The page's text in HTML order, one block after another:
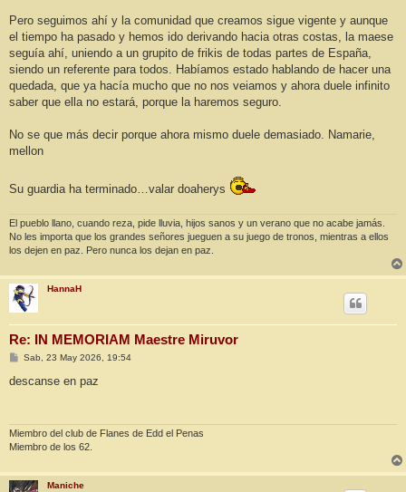
Pero seguimos ahí y la comunidad que creamos sigue vigente y aunque
el tiempo ha pasado y hemos ido derivando hacia otras costas, la maese
seguía ahí, uniendo a un grupito de frikis de todas partes de España,
siendo un referente para todos. Habíamos estado hablando de hacer una
quedada, que ya hacía mucho que no nos veiamos y ahora duele infinito
saber que ella no estará, porque la haremos seguro.
No se que más decir porque ahora mismo duele demasiado. Namarie,
mellon
Su guardia ha terminado…valar doaherys
El pueblo llano, cuando reza, pide lluvia, hijos sanos y un verano que no acabe jamás.
No les importa que los grandes señores jueguen a su juego de tronos, mientras a ellos
los dejen en paz. Pero nunca los dejan en paz.
HannaH
Re: IN MEMORIAM Maestre Miruvor
M
n
Sab, 23 May 2026, 19:54
descanse en paz
Miembro del club de Flanes de Edd el Penas
Miembro de los 62.
Maniche